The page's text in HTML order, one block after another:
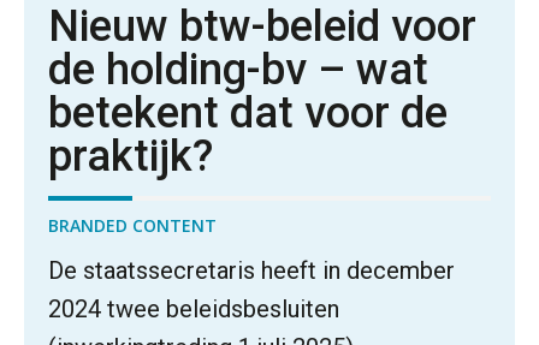
Nieuw btw-beleid voor
de holding-bv – wat
betekent dat voor de
praktijk?
BRANDED CONTENT
De staatssecretaris heeft in december
2024 twee beleidsbesluiten